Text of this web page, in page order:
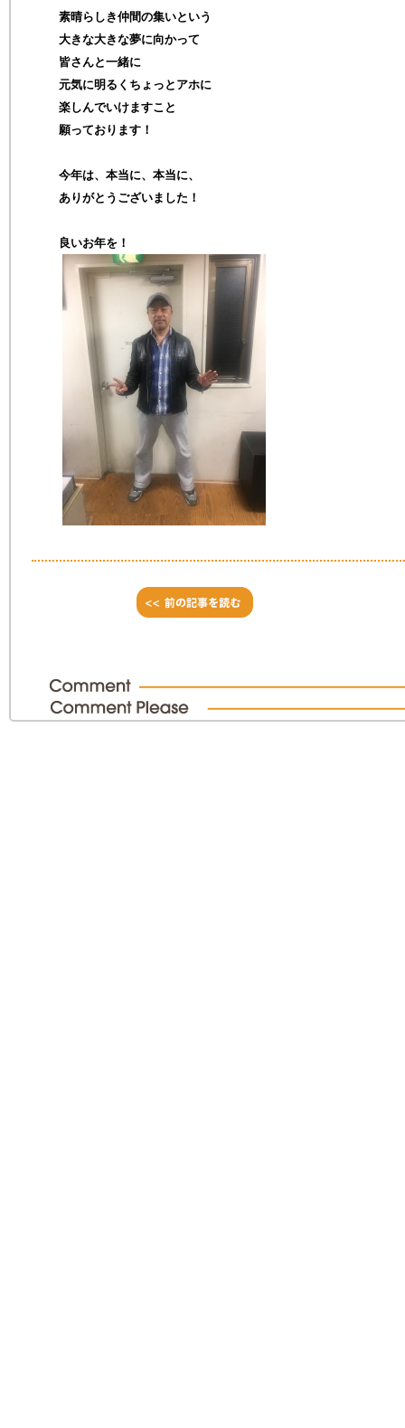
素晴らしき仲間の集いという
大きな大きな夢に向かって
皆さんと一緒に
元気に明るくちょっとアホに
楽しんでいけますこと
願っております！
今年は、本当に、本当に、
ありがとうございました！
良いお年を！